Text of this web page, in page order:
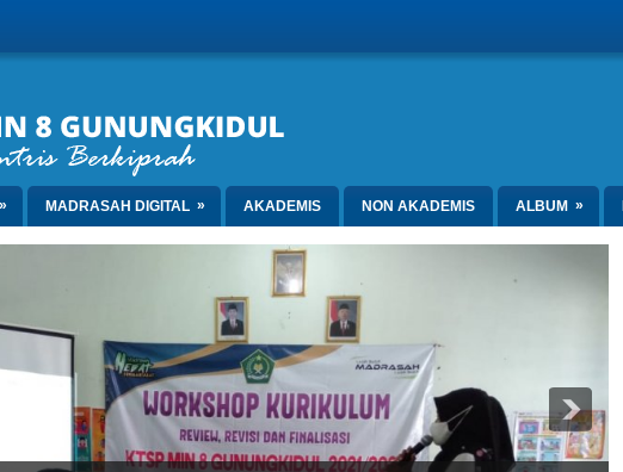
» MADRASAH DIGITAL » AKADEMIS NON AKADEMIS ALBUM »